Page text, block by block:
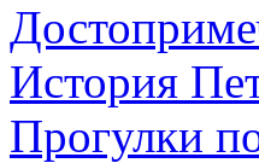
История
Прогулки